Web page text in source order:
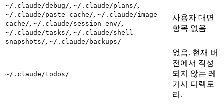
~/.claude/debug/, ~/.claude/plans/,
~/.claude/paste-cache/, ~/.claude/image-
cache/, ~/.claude/session-env/,
~/.claude/tasks/, ~/.claude/shell-
snapshots/, ~/.claude/backups/
사용자 대면
항목 없음
~/.claude/todos/
없음. 현재 버
전에서 작성
되지 않는 레
거시 디렉토
리.